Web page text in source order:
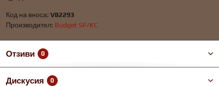
Код на вноса: V82293
Производител: Budget SF/KC
Отзиви 0
Дискусия 0